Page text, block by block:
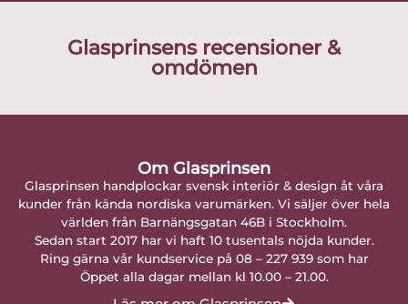
Glasprinsens recensioner &
omdömen
Om Glasprinsen
Glasprinsen handplockar svensk interiör & design åt våra
kunder från kända nordiska varumärken. Vi säljer över hela
världen från Barnängsgatan 46B i Stockholm.
Sedan start 2017 har vi haft 10 tusentals nöjda kunder.
Ring gärna vår kundservice på 08 – 227 939 som har
Öppet alla dagar mellan kl 10.00 – 21.00.